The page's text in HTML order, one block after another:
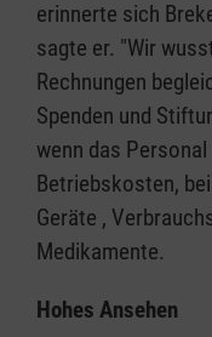
erinnerte sich
sagte er. "Wir
Rechnungen
Spenden und
wenn das
Betriebskosten,
Geräte ,
Medikamente.
Hohes Ansehen